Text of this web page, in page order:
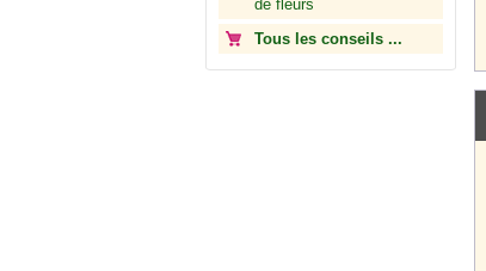
de fleurs
Tous les conseils ...